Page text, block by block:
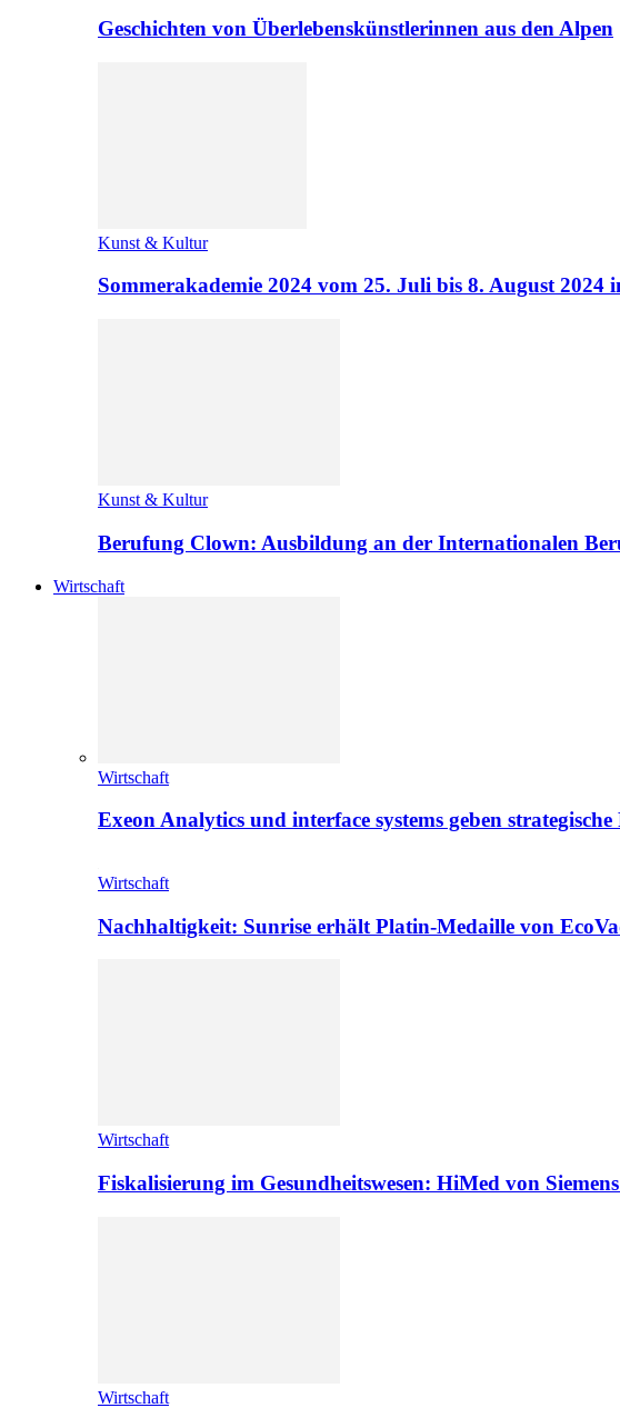
Geschichten von Überlebenskünstlerinnen aus den Alpen
Kunst & Kultur
Sommerakademie 2024 vom 25. Juli bis 8. August 2024
Kunst & Kultur
Berufung Clown: Ausbildung an der Internationalen
Wirtschaft
Wirtschaft
Exeon Analytics und interface systems geben
Wirtschaft
Nachhaltigkeit: Sunrise erhält Platin-Medaille von
Wirtschaft
Fiskalisierung im Gesundheitswesen: HiMed von
Wirtschaft